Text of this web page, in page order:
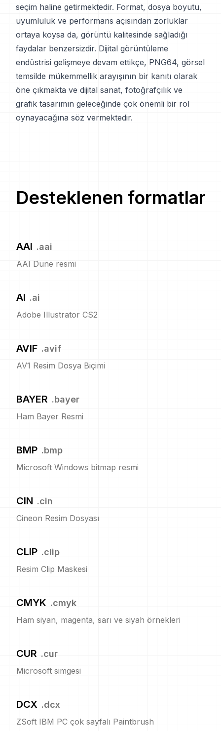
seçim haline getirmektedir. Format, dosya boyutu,
uyumluluk ve performans açısından zorluklar
ortaya koysa da, görüntü kalitesinde sağladığı
faydalar benzersizdir. Dijital görüntüleme
endüstrisi gelişmeye devam ettikçe, PNG64, görsel
temsilde mükemmellik arayışının bir kanıtı olarak
öne çıkmakta ve dijital sanat, fotoğrafçılık ve
grafik tasarımın geleceğinde çok önemli bir rol
oynayacağına söz vermektedir.
Desteklenen formatlar
AAI .aai
AAI Dune resmi
AI .ai
Adobe Illustrator CS2
AVIF .avif
AV1 Resim Dosya Biçimi
BAYER .bayer
Ham Bayer Resmi
BMP .bmp
Microsoft Windows bitmap resmi
CIN .cin
Cineon Resim Dosyası
CLIP .clip
Resim Clip Maskesi
CMYK .cmyk
Ham siyan, magenta, sarı ve siyah örnekleri
CUR .cur
Microsoft simgesi
DCX .dcx
ZSoft IBM PC çok sayfalı Paintbrush